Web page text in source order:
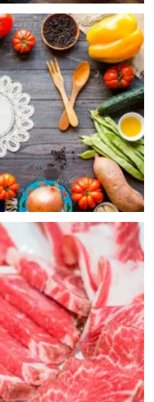
蔬果
製品